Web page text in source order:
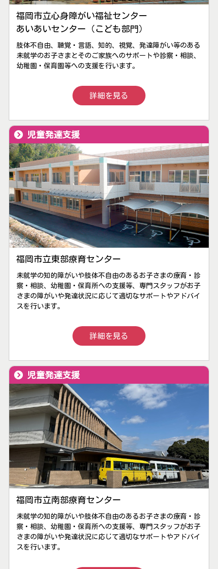
福岡市立心身障がい福祉センター
あいあいセンター（こども部門）
肢体不自由、聴覚・言語、知的、視覚、発達障がい等のある
未就学のお子さまとそのご家族へのサポートや診察・相談、
幼稚園・保育園等への支援を行います。
詳細を見る
児童発達支援
福岡市立東部療育センター
未就学の知的障がいや肢体不自由のあるお子さまの療育・診
察・相談、幼稚園・保育所への支援等、専門スタッフがお子
さまの障がいや発達状況に応じて適切なサポートやアドバイ
スを行います。
詳細を見る
児童発達支援
福岡市立南部療育センター
未就学の知的障がいや肢体不自由のあるお子さまの療育・診
察・相談、幼稚園・保育所への支援等、専門スタッフがお子
さまの障がいや発達状況に応じて適切なサポートやアドバイ
スを行います。